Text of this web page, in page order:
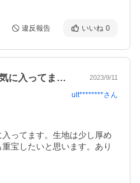
違反報告 いいね 0
軽くてとても可愛い柄で気に入ってます。… 2023/9/11
ult********さん
ってます。生地は少し厚め
宝したいと思います。あり